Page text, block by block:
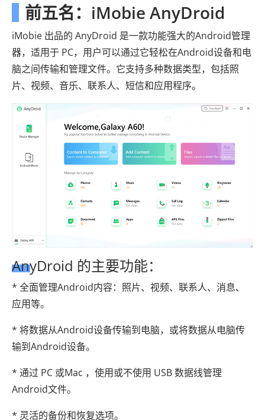
前五名：iMobie AnyDroid
iMobie 出品的 AnyDroid 是一款功能强大的Android管理
器，适用于 PC，用户可以通过它轻松在Android设备和电
脑之间传输和管理文件。它支持多种数据类型，包括照
片、视频、音乐、联系人、短信和应用程序。
AnyDroid 的主要功能：
* 全面管理Android内容：照片、视频、联系人、消息、
应用等。
* 将数据从Android设备传输到电脑，或将数据从电脑传
输到Android设备。
* 通过 PC 或Mac ，使用或不使用 USB 数据线管理
Android文件。
* 灵活的备份和恢复选项。